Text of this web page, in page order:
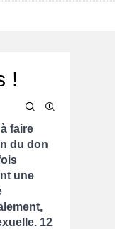
!
faire
du don
une
12